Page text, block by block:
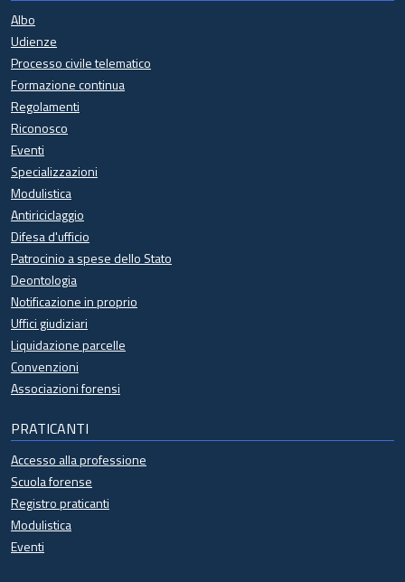
Albo
Udienze
Processo civile telematico
Formazione continua
Regolamenti
Riconosco
Eventi
Specializzazioni
Modulistica
Antiriciclaggio
Difesa d'ufficio
Patrocinio a spese dello Stato
Deontologia
Notificazione in proprio
Uffici giudiziari
Liquidazione parcelle
Convenzioni
Associazioni forensi
PRATICANTI
Accesso alla professione
Scuola forense
Registro praticanti
Modulistica
Eventi